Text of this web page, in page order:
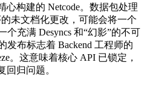
构建的 Netcode。数据包处理
未文档化更改，可能会将一个
个充满 Desyncs 和“幻影”的不可
发布标志着 Backend 工程师的
。这意味着核心 API 已锁定，
回归问题。